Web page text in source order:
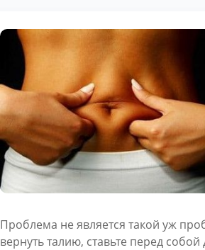
Проблема не является такой уж
вернуть талию, ставьте перед